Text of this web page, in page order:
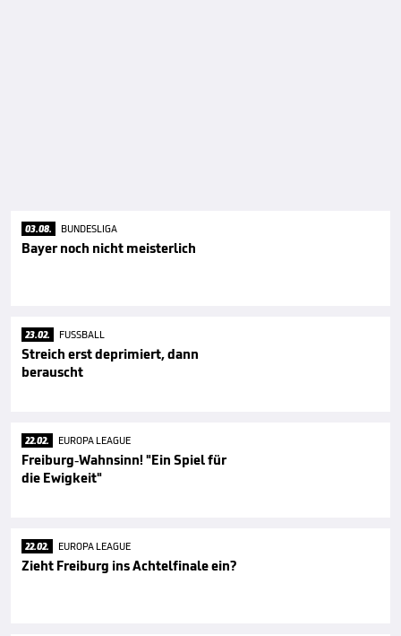
03.08. BUNDESLIGA
Bayer noch nicht meisterlich
23.02. FUSSBALL
Streich erst deprimiert, dann
berauscht
22.02. EUROPA LEAGUE
Freiburg-Wahnsinn! "Ein Spiel für
die Ewigkeit"
22.02. EUROPA LEAGUE
Zieht Freiburg ins Achtelfinale ein?